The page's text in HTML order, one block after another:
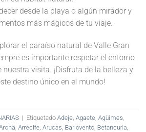
desde la playa o algún mirador y
más mágicos de tu viaje.
el paraíso natural de Valle Gran
es importante respetar el entorno
visita. ¡Disfruta de la belleza y
destino único en el mundo!
| Etiquetado Adeje, Agaete, Agüimes,
, Arrecife, Arucas, Barlovento, Betancuria,